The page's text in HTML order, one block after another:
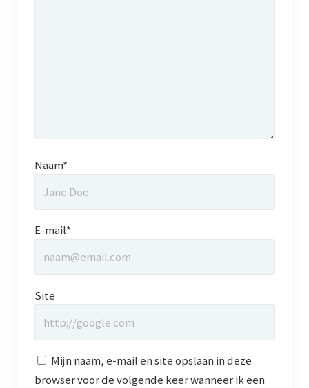
Privacy
Beveiligde paginas
Bestuur
Leden pagina
Aansprakelijkheid
Archief
Naam*
E-mail*
Site
Mijn naam, e-mail en site opslaan in deze
browser voor de volgende keer wanneer ik een